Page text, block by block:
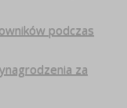
podczas
za